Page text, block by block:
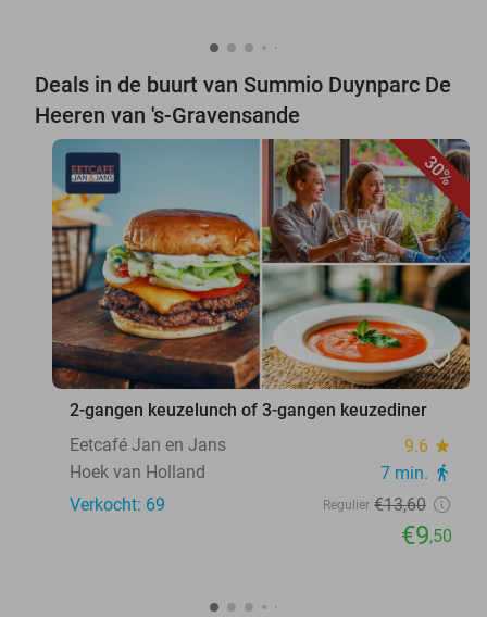
Deals in de buurt van Summio Duynparc De
Heeren van 's-Gravensande
30%
favorite_border
2-gangen keuzelunch of 3-gangen keuzediner
Eetcafé Jan en Jans
9.6 star
Hoek van Holland 7 min. directions_walk
Verkocht: 69 Regulier €13,60
€9,50